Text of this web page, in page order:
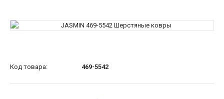
Код товара: 469-5542